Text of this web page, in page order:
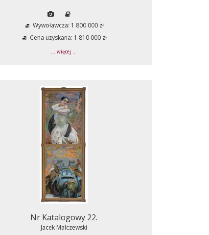
Wywoławcza: 1 800 000 zł
Cena uzyskana: 1 810 000 zł
... więcej ...
Nr Katalogowy 22.
Jacek Malczewski